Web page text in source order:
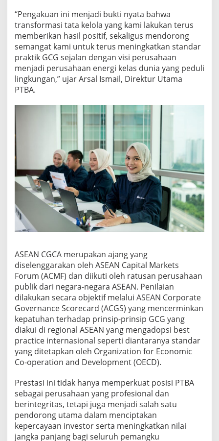
“Pengakuan ini menjadi bukti nyata bahwa
transformasi tata kelola yang kami lakukan terus
memberikan hasil positif, sekaligus mendorong
semangat kami untuk terus meningkatkan standar
praktik GCG sejalan dengan visi perusahaan
menjadi perusahaan energi kelas dunia yang peduli
lingkungan,” ujar Arsal Ismail, Direktur Utama
PTBA.
ASEAN CGCA merupakan ajang yang
diselenggarakan oleh ASEAN Capital Markets
Forum (ACMF) dan diikuti oleh ratusan perusahaan
publik dari negara-negara ASEAN. Penilaian
dilakukan secara objektif melalui ASEAN Corporate
Governance Scorecard (ACGS) yang mencerminkan
kepatuhan terhadap prinsip-prinsip GCG yang
diakui di regional ASEAN yang mengadopsi best
practice internasional seperti diantaranya standar
yang ditetapkan oleh Organization for Economic
Co-operation and Development (OECD).
Prestasi ini tidak hanya memperkuat posisi PTBA
sebagai perusahaan yang profesional dan
berintegritas, tetapi juga menjadi salah satu
pendorong utama dalam menciptakan
kepercayaan investor serta meningkatkan nilai
jangka panjang bagi seluruh pemangku